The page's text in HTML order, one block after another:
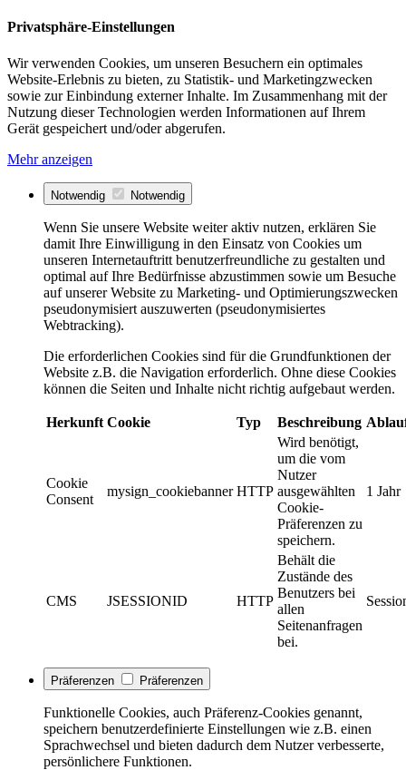
Privatsphäre-Einstellungen
Wir verwenden Cookies, um unseren Besuchern ein optimales
Website-Erlebnis zu bieten, zu Statistik- und Marketingzwecken
sowie zur Einbindung externer Inhalte. Im Zusammenhang mit der
Nutzung dieser Technologien werden Informationen auf Ihrem
Gerät gespeichert und/oder abgerufen.
Mehr anzeigen
Notwendig Notwendig
Wenn Sie unsere Website weiter aktiv nutzen, erklären Sie
damit Ihre Einwilligung in den Einsatz von Cookies um
unseren Internetauftritt benutzerfreundliche zu gestalten und
optimal auf Ihre Bedürfnisse abzustimmen sowie um Besuche
auf unserer Website zu Marketing- und Optimierungszwecken
pseudonymisiert auszuwerten (pseudonymisiertes
Webtracking).
Die erforderlichen Cookies sind für die Grundfunktionen der
Website z.B. die Navigation erforderlich. Ohne diese Cookies
können die Seiten und Inhalte nicht richtig aufgebaut werden.
Herkunft Cookie Typ Beschreibung
Cookie
Consent
mysign_cookiebanner HTTP
Wird benötigt,
um die vom
Nutzer
ausgewählten
Cookie-
Präferenzen zu
speichern.
1 Jahr
CMS JSESSIONID HTTP
Behält die
Zustände des
Benutzers bei
allen
Seitenanfragen
bei.
Präferenzen Präferenzen
Funktionelle Cookies, auch Präferenz-Cookies genannt,
speichern benutzerdefinierte Einstellungen wie z.B. einen
Sprachwechsel und bieten dadurch dem Nutzer verbesserte,
persönlichere Funktionen.